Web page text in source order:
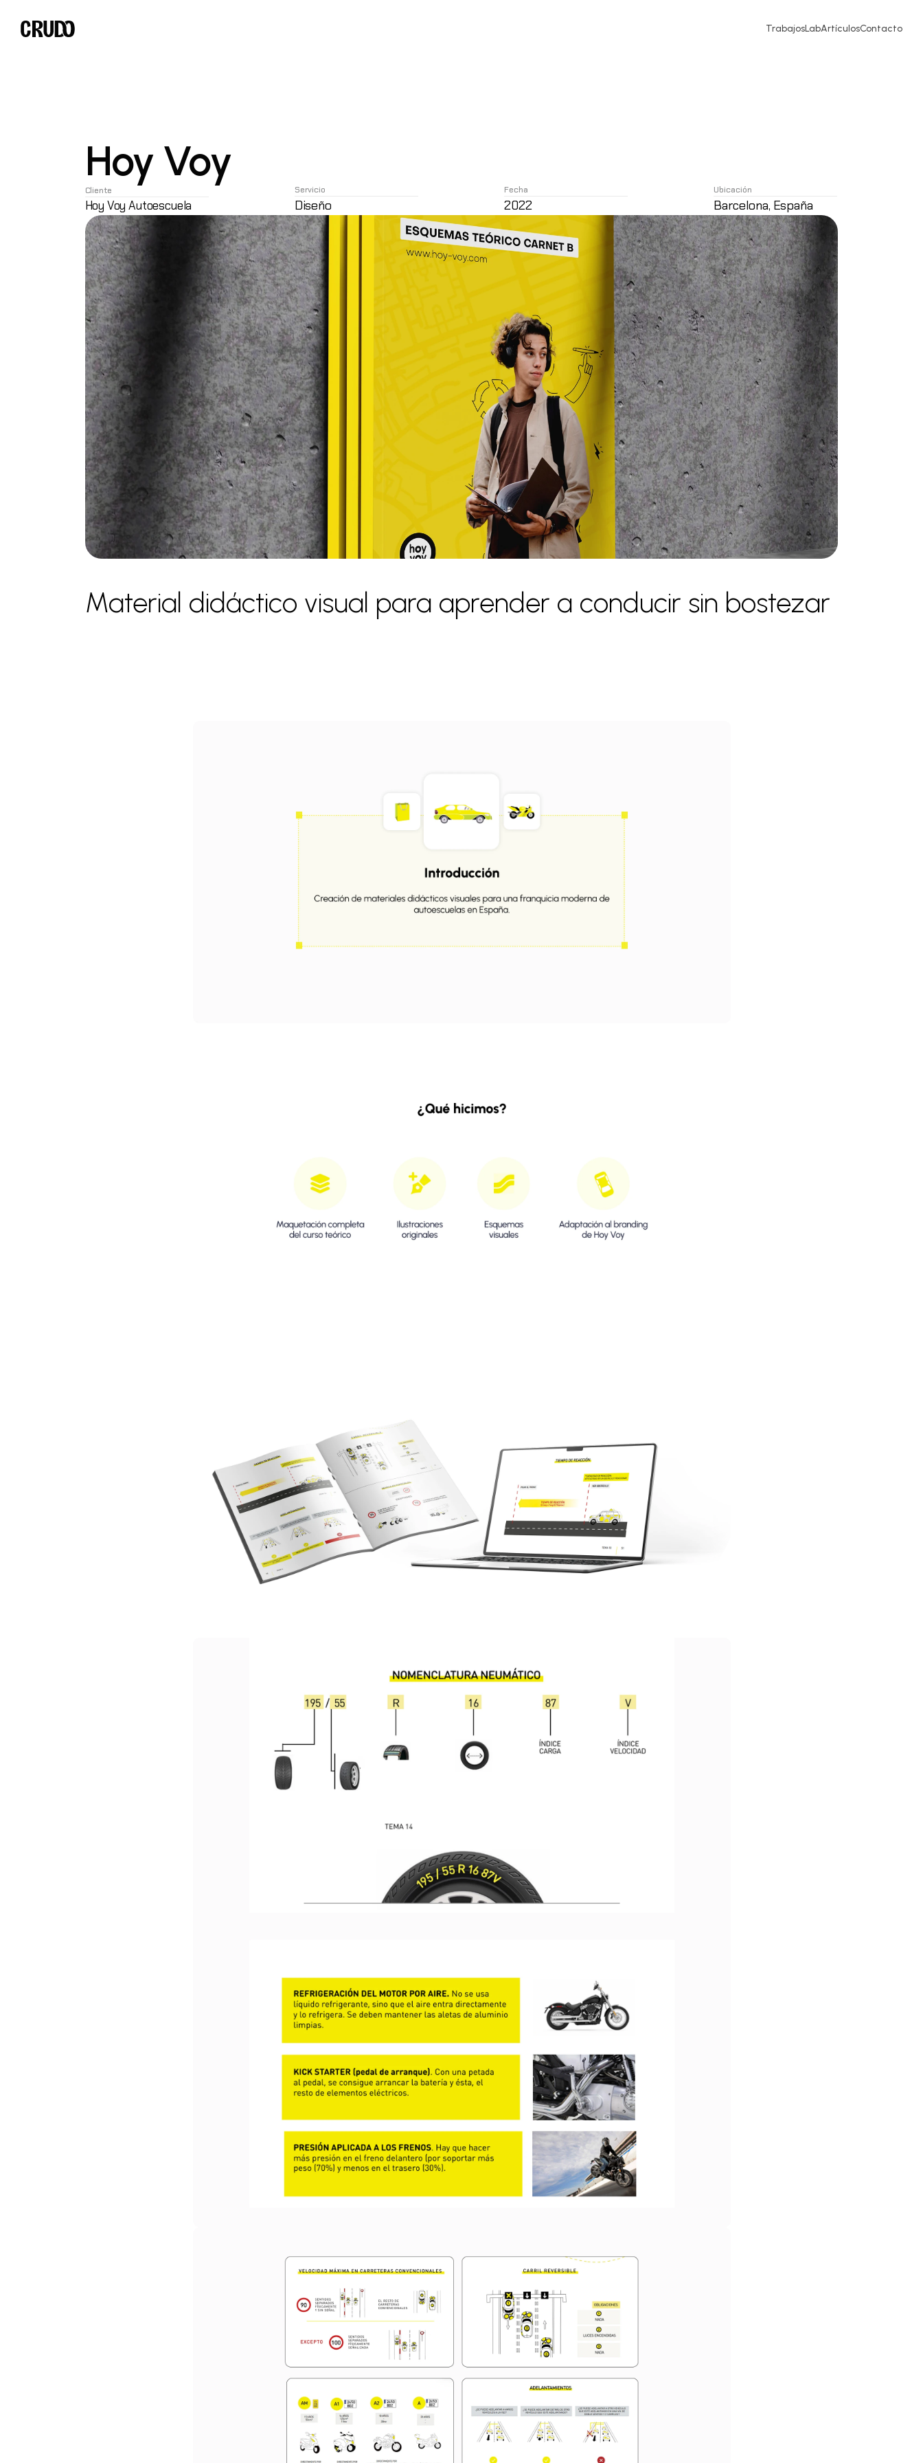
TrabajosLabArtículosContacto
Hoy Voy
Cliente
Hoy Voy Autoescuela
Servicio
Diseño
Fecha
2022
Ubicación
Barcelona, España
Material didáctico visual para aprender a conducir sin bostezar